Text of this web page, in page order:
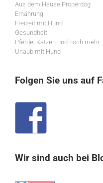
Aus dem Hause Properdog
Ernährung
Freizeit mit Hund
Gesundheit
Pferde, Katzen und noch mehr
Urlaub mit Hund
Folgen Sie uns auf
Wir sind auch bei